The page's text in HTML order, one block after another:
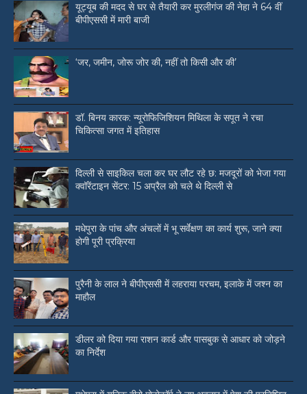
यूट्यूब की मदद से घर से तैयारी कर मुरलीगंज की नेहा ने 64 वीं
बीपीएससी में मारी बाजी
‘जर, जमीन, जोरू जोर की, नहीं तो किसी और की’
डॉ. बिनय कारक: न्यूरोफिजिशियन मिथिला के सपूत ने रचा
चिकित्सा जगत में इतिहास
दिल्ली से साइकिल चला कर घर लौट रहे छ: मजदूरों को भेजा गया
क्वॉरेंटाइन सेंटर: 15 अप्रैल को चले थे दिल्ली से
मधेपुरा के पांच और अंचलों में भू सर्वेक्षण का कार्य शुरू, जाने क्या
होगी पूरी प्रक्रिया
पुरैनी के लाल ने बीपीएससी में लहराया परचम, इलाके में जश्न का
माहौल
डीलर को दिया गया राशन कार्ड और पासबुक से आधार को जोड़ने
का निर्देश